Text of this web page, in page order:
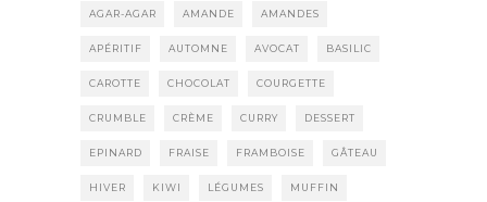
AGAR-AGAR AMANDE AMANDES
APÉRITIF AUTOMNE AVOCAT BASILIC
CAROTTE CHOCOLAT COURGETTE
CRUMBLE CRÈME CURRY DESSERT
EPINARD FRAISE FRAMBOISE GÂTEAU
HIVER KIWI LÉGUMES MUFFIN